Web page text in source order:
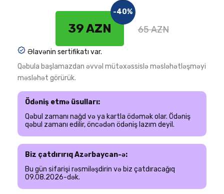
39 AZN
-40%
65 AZN
Əlavənin sertifikatı var.
Qəbula başlamazdan əvvəl mütəxəssislə məsləhətləşməyi
məsləhət görürük.
Ödəniş etmə üsulları:
Qəbul zamanı nağd və ya kartla ödəmək olar. Ödəniş
qəbul zamanı edilir, öncədən ödəniş lazım deyil.
Biz çatdırırıq Azərbaycan-ə:
Bu gün sifarişi rəsmiləşdirin və biz çatdıracağıq
09.08.2026-dək.